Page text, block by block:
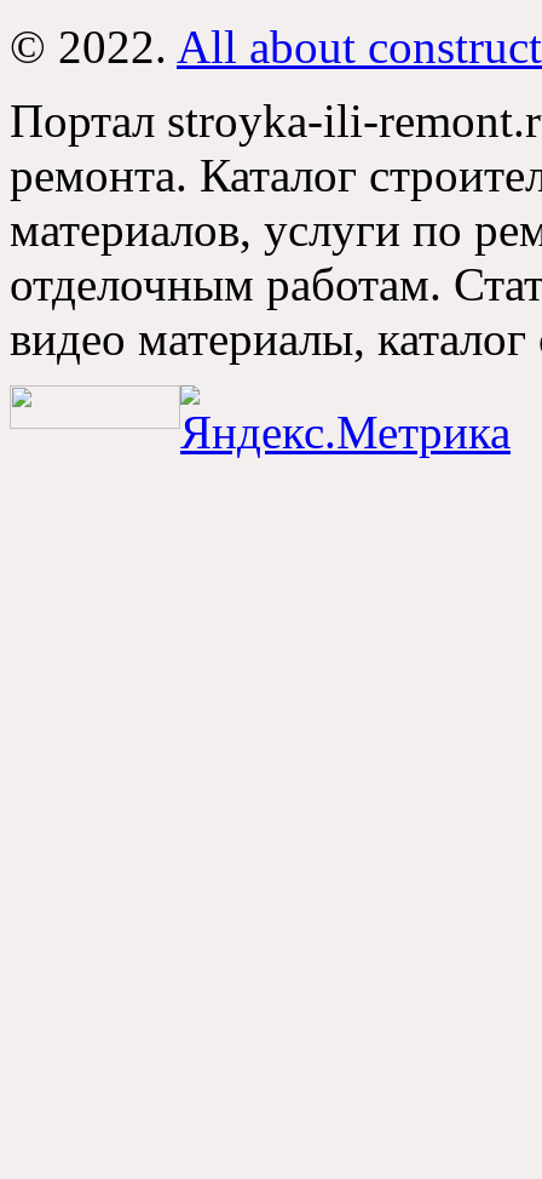
© 2022. All about
Портал stroyka-ili-
ремонта. Каталог
материалов, услуги по
отделочным работам.
видео материалы,